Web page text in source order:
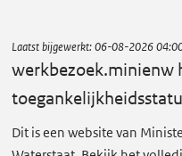
e
k
.
i
Laatst bijgewerkt:06-08-2026
werkbezoek.minienw
Dit is een website van